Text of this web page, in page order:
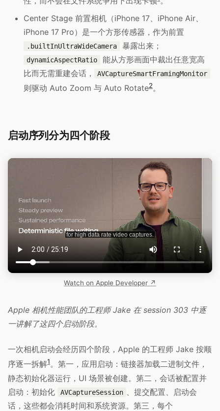
Center Stage 前置相机（iPhone 17、iPhone Air、
iPhone 17 Pro）是一个方形传感器，作为前置
.builtInUltraWideCamera 暴露出来；
dynamicAspectRatio
能从方形画面中裁出任意宽高
比而无需重建会话，
AVCaptureSmartFramingMonitor
则驱动 Auto Zoom 与 Auto Rotate2。
启动序列分为四个阶段
Watch on Apple Developer ↗
Apple 相机性能团队的工程师 Jake 在 session 303 中逐
一讲解了这四个启动阶段。
一次相机启动会经历四个阶段，Apple 的工程师 Jake 按顺
序逐一拆解1。第一，应用启动：链接器加载二进制文件，
静态初始化器运行，UI 场景被创建。第二，会话被配置并
启动：初始化
AVCaptureSession
、提交配置、启动会
话，这些都会消耗时间和系统资源。第三，每个